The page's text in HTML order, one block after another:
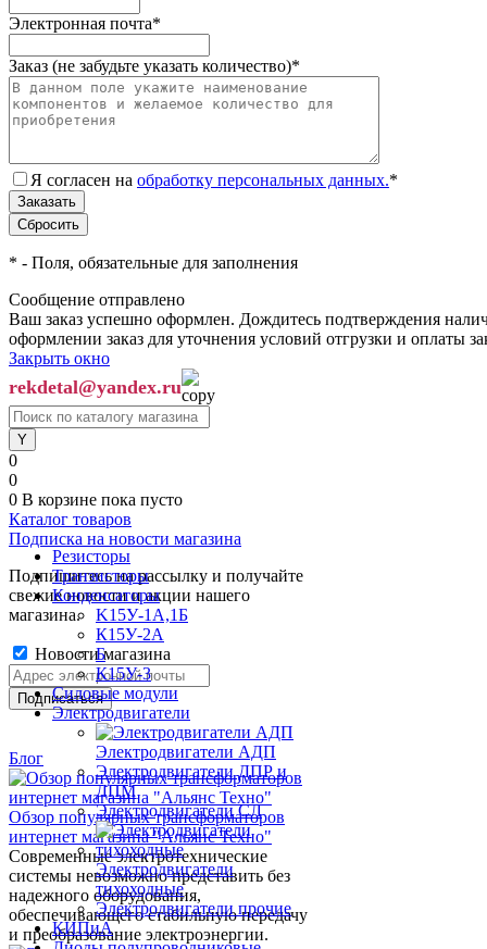
Электронная почта*
Заказ (не забудьте указать количество)*
Я согласен на обработку персональных данных.*
* - Поля, обязательные для заполнения
Сообщение отправлено
Ваш заказ успешно оформлен. Дождитесь подтверждения
оформлении заказ для уточнения условий отгрузки и оплаты
Закрыть окно
rekdetal@yandex.ru
0
0
0 В корзине пока пусто
Каталог товаров
Резисторы
Транзисторы
Конденсаторы
K15У-1А,1Б
К15У-2А
Б
К15У-3
Силовые модули
Электродвигатели
Электродвигатели АДП
Электродвигатели ДПР и
ДПМ
Электродвигатели СЛ
Электродвигатели
тихоходные
Электродвигатели прочие
КИПиА
Подписка на новости магазина
Подпишитесь на рассылку и получайте
свежие новости и акции нашего
магазина.
Новости магазина
Блог
Обзор популярных трансформаторов
интернет магазина "Альянс Техно"
Современные электротехнические
системы невозможно представить без
надежного оборудования,
обеспечивающего стабильную передачу
и преобразование электроэнергии.